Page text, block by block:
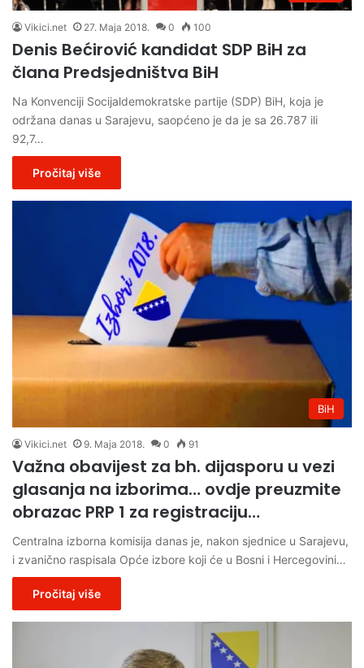
Vikici.net 27. Maja 2018. 0 100
Denis Bećirović kandidat SDP BiH za
člana Predsjedništva BiH
Na Konvenciji Socijaldemokratske partije (SDP) BiH, koja je
održana danas u Sarajevu, saopćeno je da je sa 26.787 ili
92,7…
Pročitaj više
BiH
Vikici.net 9. Maja 2018. 0 91
Važna obavijest za bh. dijasporu u vezi
glasanja na izborima… ovdje preuzmite
obrazac PRP 1 za registraciju…
Centralna izborna komisija danas je, nakon sjednice u Sarajevu,
i zvanično raspisala Opće izbore koji će u Bosni i Hercegovini…
Pročitaj više